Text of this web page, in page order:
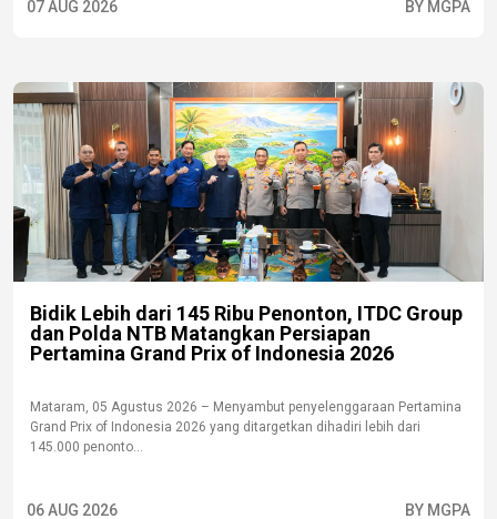
07 AUG 2026 BY MGPA
Bidik Lebih dari 145 Ribu Penonton, ITDC Group
dan Polda NTB Matangkan Persiapan
Pertamina Grand Prix of Indonesia 2026
Mataram, 05 Agustus 2026 – Menyambut penyelenggaraan Pertamina
Grand Prix of Indonesia 2026 yang ditargetkan dihadiri lebih dari
145.000 penonto...
06 AUG 2026 BY MGPA